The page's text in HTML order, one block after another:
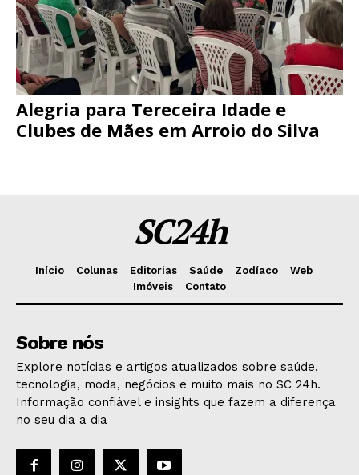
Alegria para Tereceira Idade e
Clubes de Mães em Arroio do Silva
SC24h
Início Colunas Editorias Saúde Zodíaco
Web
Imóveis
Contato
Sobre nós
Explore notícias e artigos atualizados sobre saúde,
tecnologia, moda, negócios e muito mais no SC 24h.
Informação confiável e insights que fazem a diferença
no seu dia a dia